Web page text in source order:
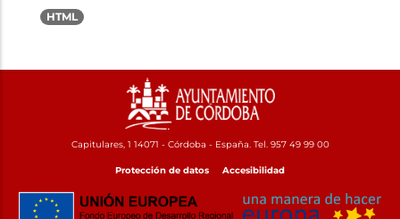
HTML
Capitulares, 1 14071 - Córdoba - España. Tel. 957 49 99 00
Protección de datos Accesibilidad